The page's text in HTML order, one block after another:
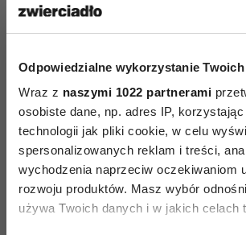
Odpowiedzialne wykorzystanie
Wraz z naszymi 1022 partnerami
osobiste dane, np. adres IP,
technologii jak pliki cookie, w celu
spersonalizowanych reklam i treści,
wychodzenia naprzeciw oczekiwaniom
rozwoju produktów. Masz wybór
używa Twoich danych i w jakich celach